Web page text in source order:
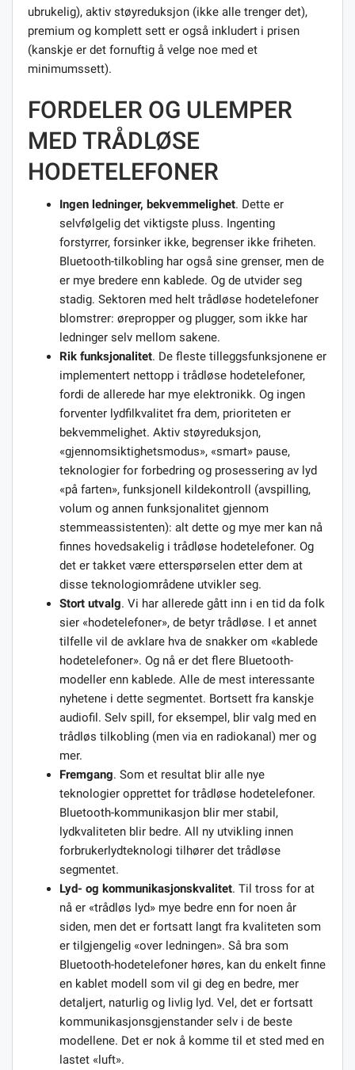
ubrukelig), aktiv støyreduksjon (ikke alle trenger det),
premium og komplett sett er også inkludert i prisen
(kanskje er det fornuftig å velge noe med et
minimumssett).
FORDELER OG ULEMPER
MED TRÅDLØSE
HODETELEFONER
Ingen ledninger, bekvemmelighet. Dette er
selvfølgelig det viktigste pluss. Ingenting
forstyrrer, forsinker ikke, begrenser ikke friheten.
Bluetooth-tilkobling har også sine grenser, men de
er mye bredere enn kablede. Og de utvider seg
stadig. Sektoren med helt trådløse hodetelefoner
blomstrer: ørepropper og plugger, som ikke har
ledninger selv mellom sakene.
Rik funksjonalitet. De fleste tilleggsfunksjonene er
implementert nettopp i trådløse hodetelefoner,
fordi de allerede har mye elektronikk. Og ingen
forventer lydfilkvalitet fra dem, prioriteten er
bekvemmelighet. Aktiv støyreduksjon,
«gjennomsiktighetsmodus», «smart» pause,
teknologier for forbedring og prosessering av lyd
«på farten», funksjonell kildekontroll (avspilling,
volum og annen funksjonalitet gjennom
stemmeassistenten): alt dette og mye mer kan nå
finnes hovedsakelig i trådløse hodetelefoner. Og
det er takket være etterspørselen etter dem at
disse teknologiområdene utvikler seg.
Stort utvalg. Vi har allerede gått inn i en tid da folk
sier «hodetelefoner», de betyr trådløse. I et annet
tilfelle vil de avklare hva de snakker om «kablede
hodetelefoner». Og nå er det flere Bluetooth-
modeller enn kablede. Alle de mest interessante
nyhetene i dette segmentet. Bortsett fra kanskje
audiofil. Selv spill, for eksempel, blir valg med en
trådløs tilkobling (men via en radiokanal) mer og
mer.
Fremgang. Som et resultat blir alle nye
teknologier opprettet for trådløse hodetelefoner.
Bluetooth-kommunikasjon blir mer stabil,
lydkvaliteten blir bedre. All ny utvikling innen
forbrukerlydteknologi tilhører det trådløse
segmentet.
Lyd- og kommunikasjonskvalitet. Til tross for at
nå er «trådløs lyd» mye bedre enn for noen år
siden, men det er fortsatt langt fra kvaliteten som
er tilgjengelig «over ledningen». Så bra som
Bluetooth-hodetelefoner høres, kan du enkelt finne
en kablet modell som vil gi deg en bedre, mer
detaljert, naturlig og livlig lyd. Vel, det er fortsatt
kommunikasjonsgjenstander selv i de beste
modellene. Det er nok å komme til et sted med en
lastet «luft».